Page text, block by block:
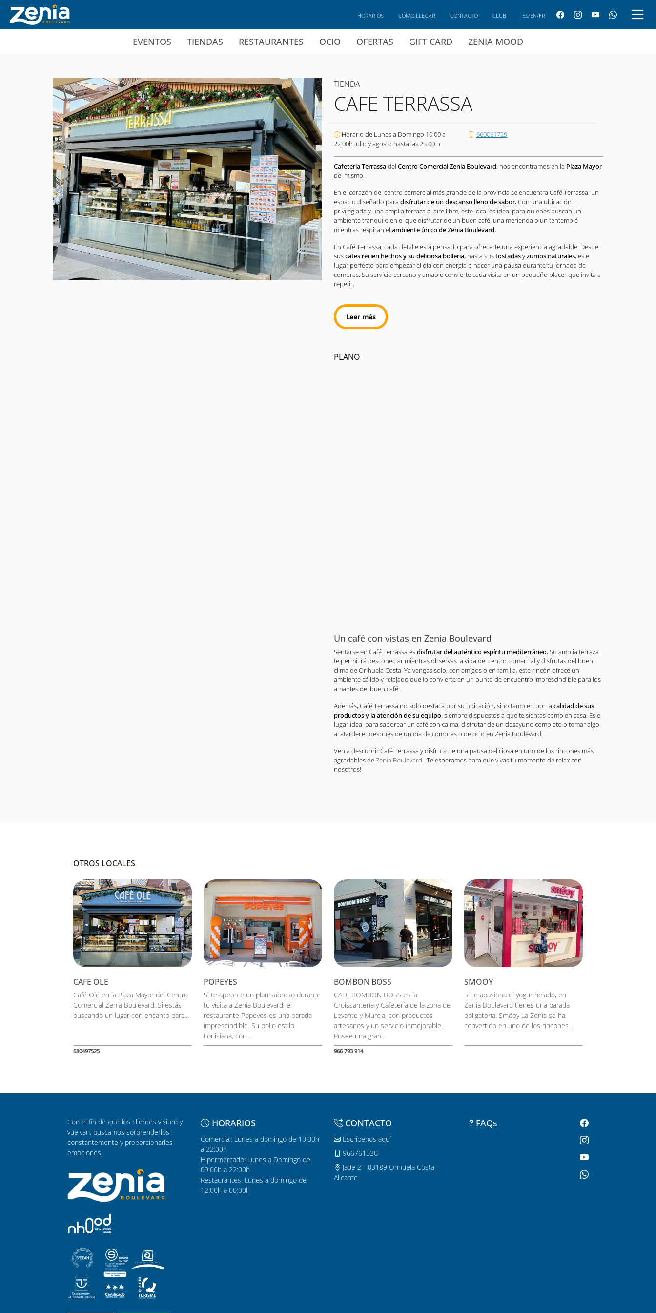
Ir al contenido principal
EVENTOS TIENDAS RESTAURANTES OCIO OFERTAS GIFT CARD ZENIA MOOD
HORARIOS CÓMO LLEGAR CONTACTO CLUB ES/EN/FR
TIENDA
CAFE TERRASSA
Horario de Lunes a Domingo 10:00 a
22:00h Julio y agosto hasta las 23.00 h.
660061729
Cafeteria Terrassadel Centro Comercial Zenia Boulevard, nos encontramos en la Plaza Mayor
del mismo.
En el corazón del centro comercial más grande de la provincia se encuentra Café Terrassa, un
espacio diseñado para disfrutar de un descanso lleno de sabor.Con una ubicación
privilegiada y una amplia terraza al aire libre, este local es ideal para quienes buscan un
ambiente tranquilo en el que disfrutar de un buen café, una merienda o un tentempié
mientras respiran el ambiente único de Zenia Boulevard.
En Café Terrassa, cada detalle está pensado para ofrecerte una experiencia agradable. Desde
suscafés recién hechos y su deliciosa bollería, hasta sustostadasyzumos naturales, es el
lugar perfecto para empezar el día con energía o hacer una pausa durante tu jornada de
compras. Su servicio cercano y amable convierte cada visita en un pequeño placer que invita a
repetir.
Leer más
PLANO
Un café con vistas en Zenia Boulevard
Sentarse en Café Terrassa esdisfrutar del auténtico espíritu mediterráneo.Su amplia terraza
te permitirá desconectar mientras observas la vida del centro comercial y disfrutas del buen
clima de Orihuela Costa. Ya vengas solo, con amigos o en familia, este rincón ofrece un
ambiente cálido y relajado que lo convierte en un punto de encuentro imprescindible para los
amantes del buen café.
Además, Café Terrassa no solo destaca por su ubicación, sino también por la calidad de sus
productos y la atención de su equipo,siempre dispuestos a que te sientas como en casa. Es el
lugar ideal para saborear un café con calma, disfrutar de un desayuno completo o tomar algo
al atardecer después de un día de compras o de ocio en Zenia Boulevard.
Ven a descubrir Café Terrassa y disfruta de una pausa deliciosa en uno de los rincones más
agradables deZenia Boulevard. ¡Te esperamos para que vivas tu momento de relax con
nosotros!
OTROS LOCALES
CAFE OLE
Café Olé en la Plaza Mayor del Centro
Comercial Zenia Boulevard. Si estás
buscando un lugar con encanto para...
680497525
POPEYES
Si te apetece un plan sabroso durante
tu visita a Zenia Boulevard, el
restaurante Popeyes es una parada
imprescindible. Su pollo estilo
Louisiana, con...
BOMBON BOSS
CAFÉ BOMBON BOSS es la
Croissantería y Cafetería de la zona de
Levante y Murcia, con productos
artesanos y un servicio inmejorable.
Posee una gran...
966 793 914
SMOOY
Si te apasiona el yogur helado, en
Zenia Boulevard tienes una parada
obligatoria. Smöoy La Zenia se ha
convertido en uno de los rincones...
Con el fin de que los clientes visiten y
vuelvan, buscamos sorprenderlos
constantemente y proporcionarles
emociones.
HORARIOS
Comercial: Lunes a domingo de 10:00h
a 22:00h
Hipermercado: Lunes a Domingo de
09:00h a 22:00h
Restaurantes: Lunes a domingo de
12:00h a 00:00h
CONTACTO
Escríbenos aquí
966761530
Jade 2 - 03189 Orihuela Costa -
Alicante
FAQs